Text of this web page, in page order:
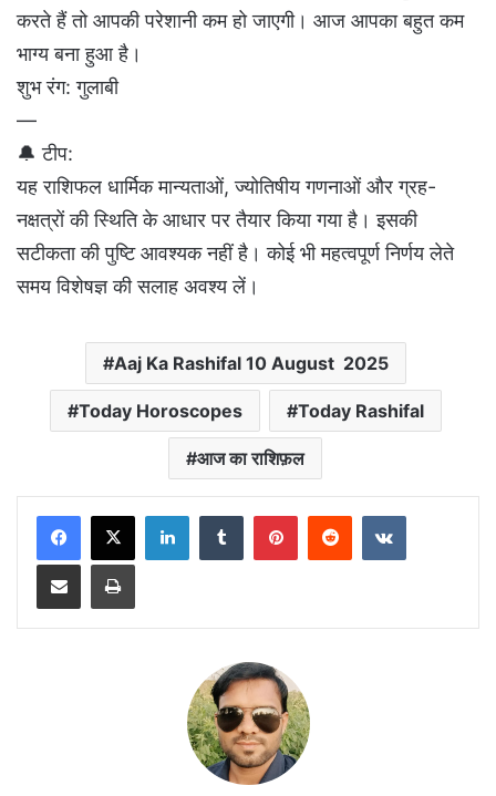
करते हैं तो आपकी परेशानी कम हो जाएगी। आज आपका बहुत कम
भाग्य बना हुआ है।
शुभ रंग: गुलाबी
—
🔔 टीप:
यह राशिफल धार्मिक मान्यताओं, ज्योतिषीय गणनाओं और ग्रह-
नक्षत्रों की स्थिति के आधार पर तैयार किया गया है। इसकी
सटीकता की पुष्टि आवश्यक नहीं है। कोई भी महत्वपूर्ण निर्णय लेते
समय विशेषज्ञ की सलाह अवश्य लें।
Aaj Ka Rashifal 10 August 2025
Today Horoscopes Today Rashifal
आज का राशिफ़ल